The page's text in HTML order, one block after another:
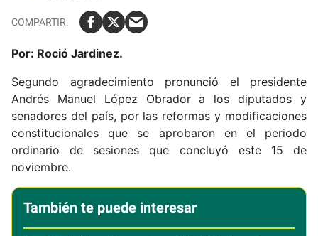
Por: Roció Jardinez.
Segundo agradecimiento pronunció el presidente
Andrés Manuel López Obrador a los diputados y
senadores del país, por las reformas y modificaciones
constitucionales que se aprobaron en el periodo
ordinario de sesiones que concluyó este 15 de
noviembre.
También te puede interesar